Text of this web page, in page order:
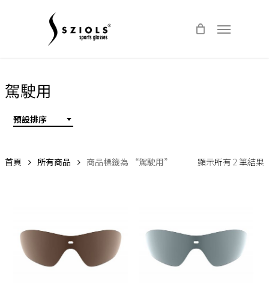
Menu
駕駛用
預設排序
顯示所有 2 筆結果
首頁 所有商品 商品標籤為 “駕駛用”